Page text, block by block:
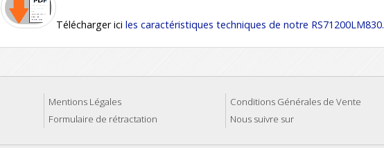
Télécharger ici les caractéristiques techniques de notre RS71200LM830.
Mentions Légales Conditions Générales de Vente
Formulaire de rétractation Nous suivre sur